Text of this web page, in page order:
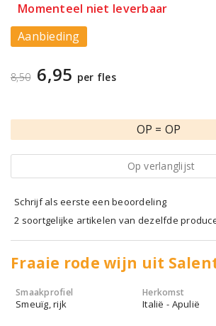
Momenteel niet leverbaar
Aanbieding
8,50 6,95 per fles
OP = OP
Op verlanglijst
Schrijf als eerste een beoordeling
2 soortgelijke artikelen van dezelfde
Fraaie rode wijn uit
Smaakprofiel
Smeuïg, rijk
Herkomst
Italië - Apulië